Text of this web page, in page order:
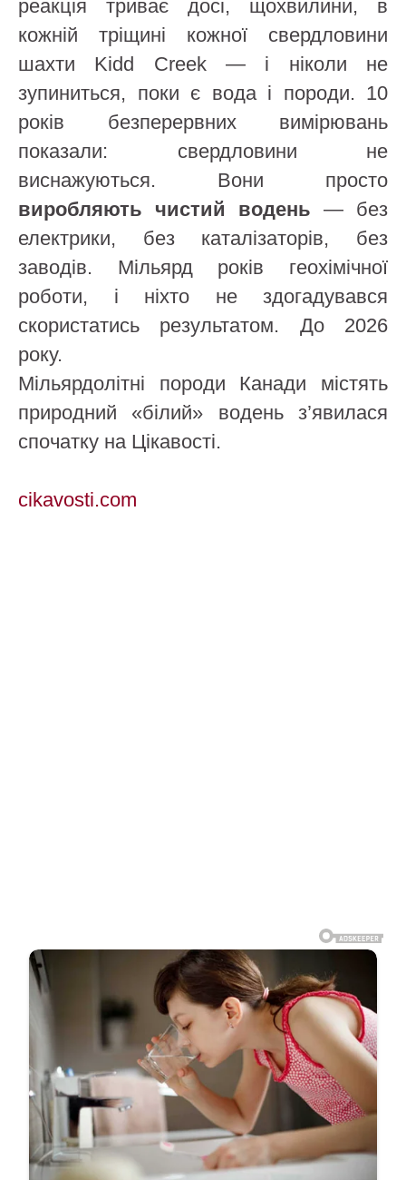
реакція триває досі, щохвилини, в
кожній тріщині кожної свердловини
шахти Kidd Creek — і ніколи не
зупиниться, поки є вода і породи. 10
років безперервних вимірювань
показали: свердловини не
виснажуються. Вони просто
виробляють чистий водень — без
електрики, без каталізаторів, без
заводів. Мільярд років геохімічної
роботи, і ніхто не здогадувався
скористатись результатом. До 2026
року.
Мільярдолітні породи Канади містять
природний «білий» водень з’явилася
спочатку на Цікавості.
cikavosti.com